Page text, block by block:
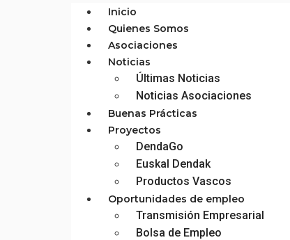
Inicio
Quienes Somos
Asociaciones
Noticias
Últimas Noticias
Noticias Asociaciones
Buenas Prácticas
Proyectos
DendaGo
Euskal Dendak
Productos Vascos
Oportunidades de empleo
Transmisión Empresarial
Bolsa de Empleo